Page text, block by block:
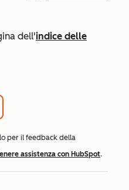
dell'indice delle
per il feedback della
assistenza con HubSpot.